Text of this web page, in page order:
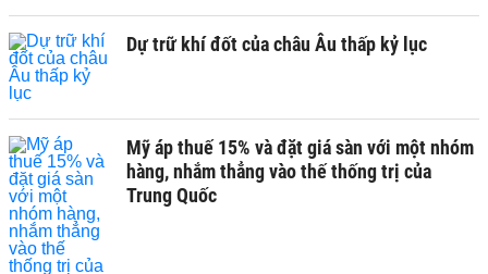
Dự trữ khí đốt của châu Âu thấp kỷ lục
Mỹ áp thuế 15% và đặt giá sàn với một nhóm
hàng, nhắm thẳng vào thế thống trị của
Trung Quốc